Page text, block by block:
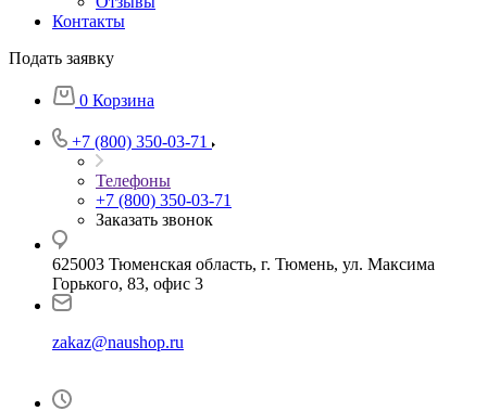
Контакты
Подать заявку
0 Корзина
+7 (800) 350-03-71
Телефоны
+7 (800) 350-03-71
Заказать звонок
625003 Тюменская область, г. Тюмень, ул. Максима
Горького, 83, офис 3
zakaz@naushop.ru